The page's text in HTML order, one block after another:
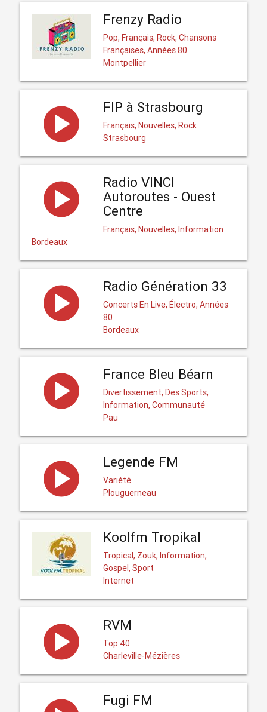
Frenzy Radio
Pop, Français, Rock, Chansons
Françaises, Années 80
Montpellier
FIP à Strasbourg
Français, Nouvelles, Rock
Strasbourg
Radio VINCI
Autoroutes - Ouest
Centre
Français, Nouvelles, Information
Bordeaux
Radio Génération 33
Concerts En Live, Électro, Années
80
Bordeaux
France Bleu Béarn
Divertissement, Des Sports,
Information, Communauté
Pau
Legende FM
Variété
Plouguerneau
Koolfm Tropikal
Tropical, Zouk, Information,
Gospel, Sport
Internet
RVM
Top 40
Charleville-Mézières
Fugi FM